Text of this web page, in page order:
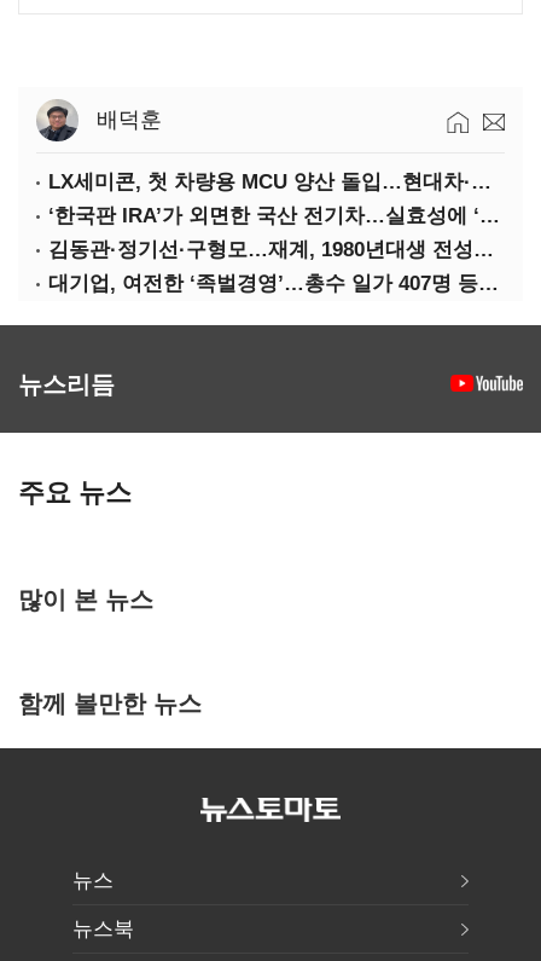
배덕훈
LX세미콘, 첫 차량용 MCU 양산 돌입…현대차·기아에 공급
‘한국판 IRA’가 외면한 국산 전기차…실효성에 ‘의문’
김동관·정기선·구형모…재계, 1980년대생 전성시대
대기업, 여전한 ‘족벌경영’…총수 일가 407명 등기임원
뉴스리듬
주요 뉴스
많이 본 뉴스
함께 볼만한 뉴스
뉴스
뉴스북